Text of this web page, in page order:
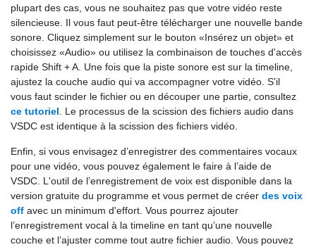
plupart des cas, vous ne souhaitez pas que votre vidéo reste
silencieuse. Il vous faut peut-être télécharger une nouvelle bande
sonore. Cliquez simplement sur le bouton «Insérez un objet» et
choisissez «Audio» ou utilisez la combinaison de touches d'accès
rapide Shift + A. Une fois que la piste sonore est sur la timeline,
ajustez la couche audio qui va accompagner votre vidéo. S'il
vous faut scinder le fichier ou en découper une partie, consultez
ce tutoriel. Le processus de la scission des fichiers audio dans
VSDC est identique à la scission des fichiers vidéo.
Enfin, si vous envisagez d’enregistrer des commentaires vocaux
pour une vidéo, vous pouvez également le faire à l’aide de
VSDC. L'outil de l’enregistrement de voix est disponible dans la
version gratuite du programme et vous permet de créer des voix
off avec un minimum d'effort. Vous pourrez ajouter
l’enregistrement vocal à la timeline en tant qu’une nouvelle
couche et l’ajuster comme tout autre fichier audio. Vous pouvez